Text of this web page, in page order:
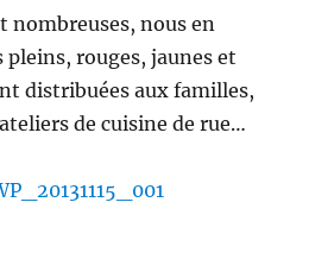
nombreuses, nous en
pleins, rouges, jaunes et
distribuées aux familles,
de cuisine de rue…